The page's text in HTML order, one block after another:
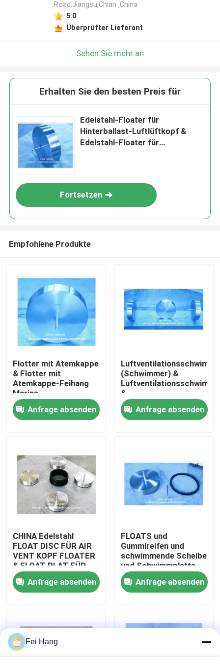
Startseite
Produkte
Fabrik Tour
Qualitätskontrolle
Kontakt
Referenzen
Marine-Wasserfilter
Marine Sea Water Strainer
Road,Jiangsu,Chian ,China
5.0
Überprüfter Lieferant
Sehen Sie mehr an
Erhalten Sie den besten Preis für
Edelstahl-Floater für
Hinterballast-Luftlüftkopf &
Edelstahl-Floater für
Fortsetzen
Empfohlene Produkte
Flotter mit Atemkappe
& Flotter mit
Atemkappe-Feihang
Marine
Anfrage absenden
(Schwimmer) &
&
&
Anfrage absenden
CHINA Edelstahl
FLOAT DISC FÜR AIR
VENT KOPF FLOATER
& FLOAT PLAT FÜR
AIR PIPE Kopf
Anfrage absenden
FLOATS und
Gummireifen und
schwimmende Scheibe
und Schwimmplatte
für
Luftventilationskopf
Anfrage absenden
Fei Hang